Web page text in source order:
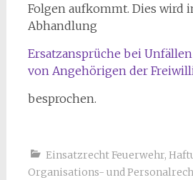
Folgen aufkommt. Dies wird
Abhandlung
Ersatzansprüche bei
von Angehörigen der
besprochen.
Einsatzrecht Feuerwehr,
Organisations- und